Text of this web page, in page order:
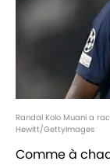
Randal Kolo Muani a
Hewitt/GettyImages
Comme à